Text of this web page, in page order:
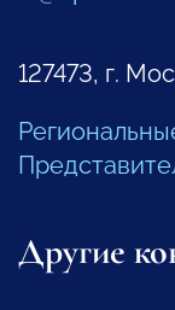
127473, г.
Другие